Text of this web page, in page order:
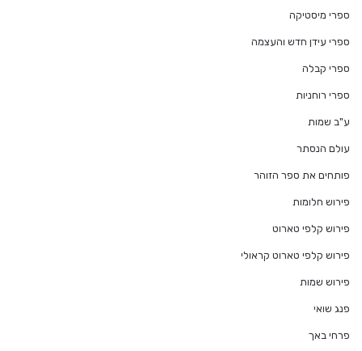
ספרי מיסטיקה
ספרי עידן חדש והעצמה
ספרי קבלה
ספרי רוחניות
ע"ב שמות
עולם הנסתר
פותחים את ספר הזוהר
פירוש חלומות
פירוש קלפי טארוט
פירוש קלפי טארוט קראולי
פירוש שמות
פנג שואי
פרחי באך